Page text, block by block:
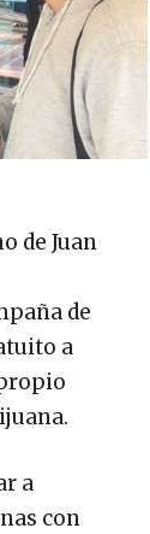
de Juan
de
a
a
con